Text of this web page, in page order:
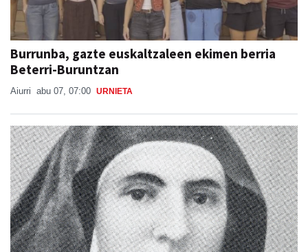
Burrunba, gazte euskaltzaleen ekimen berria
Beterri-Buruntzan
Aiurri abu 07, 07:00 URNIETA